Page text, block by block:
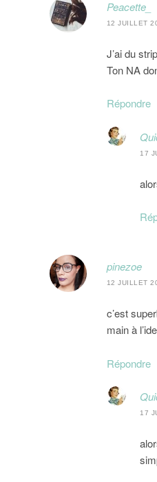
Peacette_
12 JUILLET
J’ai du
Ton NA
Répondre
17
pinezoe
12 JUILLET
c’est
main à
Répondre
17